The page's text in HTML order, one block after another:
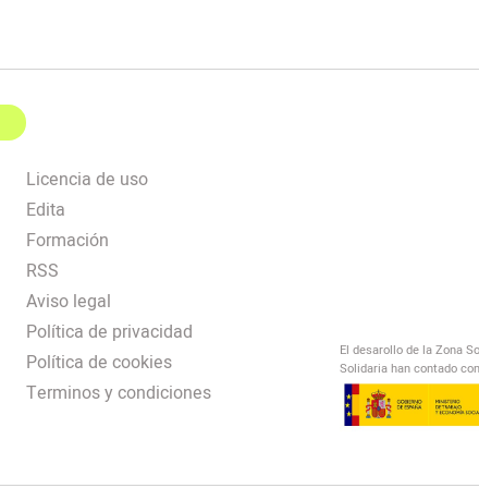
Licencia de uso
Edita
Formación
RSS
Aviso legal
Política de privacidad
Política de cookies
Terminos y condiciones
El desarollo de la Zona
Solidaria han contado